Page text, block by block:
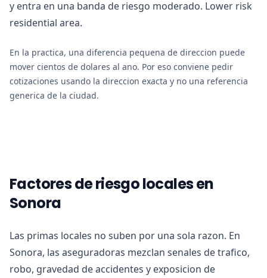
y entra en una banda de riesgo moderado. Lower risk
residential area.
En la practica, una diferencia pequena de direccion puede
mover cientos de dolares al ano. Por eso conviene pedir
cotizaciones usando la direccion exacta y no una referencia
generica de la ciudad.
Factores de riesgo locales en
Sonora
Las primas locales no suben por una sola razon. En
Sonora, las aseguradoras mezclan senales de trafico,
robo, gravedad de accidentes y exposicion de